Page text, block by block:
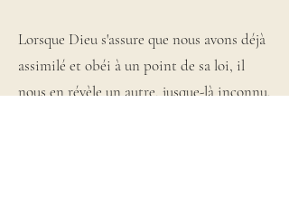
Lorsque Dieu s'assure que nous avons déjà
assimilé et obéi à un point de sa loi, il
nous en révèle un autre, jusque-là inconnu.